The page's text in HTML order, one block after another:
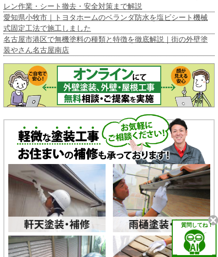
レン作業・シート撤去・安全対策まで解説
愛知県小牧市｜トヨタホームのベランダ防水を塩ビシート機械
式固定工法で施工しました
名古屋市港区で無機塗料の種類と特徴を徹底解説｜街の外壁塗
装やさん名古屋南店
質問してね！